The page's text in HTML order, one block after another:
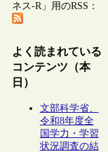
ネス-R」用のRSS：
よく読まれている
コンテンツ（本
日）
文部科学省、
令和8年度全
国学力・学習
状況調査の結